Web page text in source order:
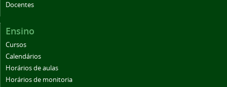
Docentes
Ensino
Cursos
Calendários
Horários de aulas
Horários de monitoria